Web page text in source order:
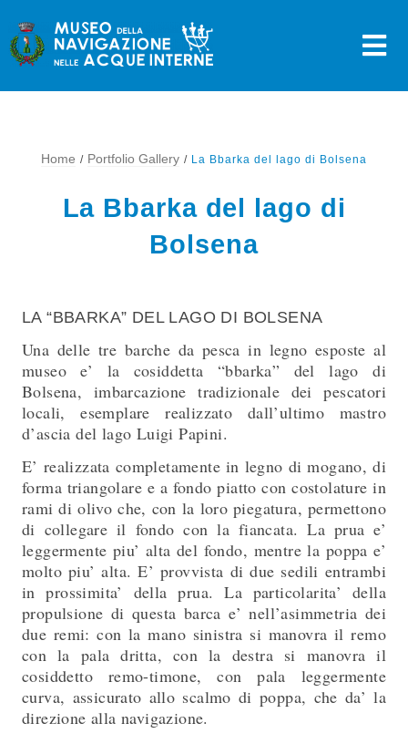
content
Home Portfolio Gallery La Bbarka del lago di Bolsena
La Bbarka del lago di
Bolsena
LA “BBARKA” DEL LAGO DI BOLSENA
Una delle tre barche da pesca in legno esposte al
museo e’ la cosiddetta “bbarka” del lago di
Bolsena, imbarcazione tradizionale dei pescatori
locali, esemplare realizzato dall’ultimo mastro
d’ascia del lago Luigi Papini.
E’ realizzata completamente in legno di mogano, di
forma triangolare e a fondo piatto con costolature in
rami di olivo che, con la loro piegatura, permettono
di collegare il fondo con la fiancata. La prua e’
leggermente piu’ alta del fondo, mentre la poppa e’
molto piu’ alta. E’ provvista di due sedili entrambi
in prossimita’ della prua. La particolarita’ della
propulsione di questa barca e’ nell’asimmetria dei
due remi: con la mano sinistra si manovra il remo
con la pala dritta, con la destra si manovra il
cosiddetto remo-timone, con pala leggermente
curva, assicurato allo scalmo di poppa, che da’ la
direzione alla navigazione.